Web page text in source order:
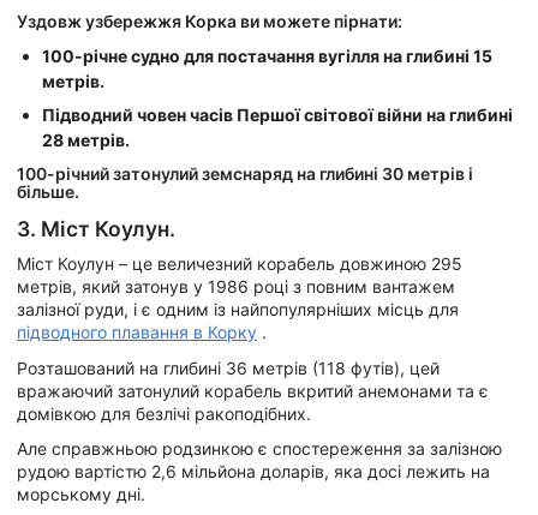
Уздовж узбережжя Корка ви можете пірнати:
100-річне судно для постачання вугілля на глибині 15
метрів.
Підводний човен часів Першої світової війни на глибині
28 метрів.
100-річний затонулий земснаряд на глибині 30 метрів і
більше.
3. Міст Коулун.
Міст Коулун – це величезний корабель довжиною 295
метрів, який затонув у 1986 році з повним вантажем
залізної руди, і є одним із найпопулярніших місць для
підводного плавання в Корку .
Розташований на глибині 36 метрів (118 футів), цей
вражаючий затонулий корабель вкритий анемонами та є
домівкою для безлічі ракоподібних.
Але справжньою родзинкою є спостереження за залізною
рудою вартістю 2,6 мільйона доларів, яка досі лежить на
морському дні.